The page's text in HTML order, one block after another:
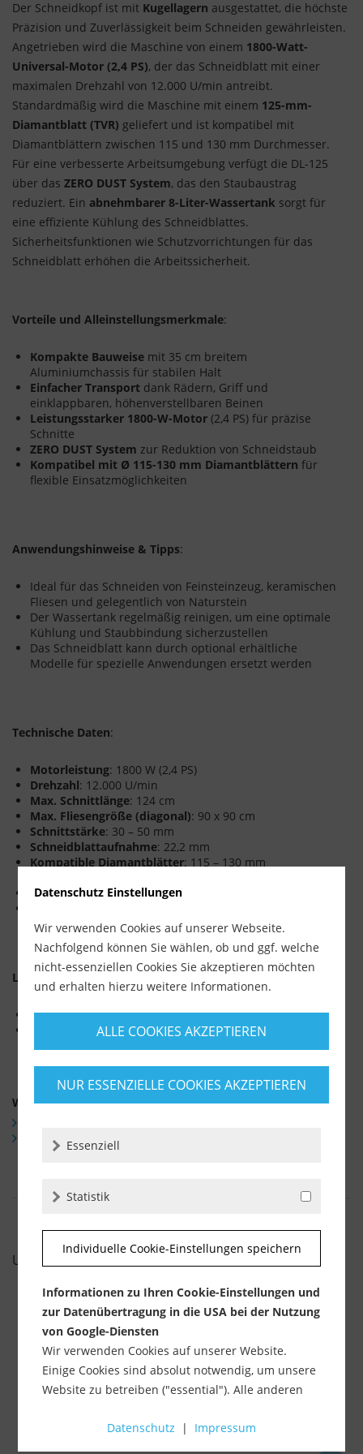
Der Schneidkopf ist mit Kugellagern ausgestattet, die höchste
Präzision und Zuverlässigkeit beim Schneiden gewährleisten.
Angetrieben wird die Maschine von einem 1800-Watt-
Universal-Motor (2,4 PS), der das Schneidblatt mit einer
maximalen Drehzahl von 12.000 U/min antreibt.
Standardmäßig wird die Maschine mit einem 125-mm-
Diamantblatt (TVR) geliefert und ist kompatibel mit
Diamantblättern zwischen 115 und 130 mm Durchmesser.
Für eine verbesserte Arbeitsumgebung verfügt die DL-125
über das ZERO DUST System, das den Staubaustrag
reduziert. Ein abnehmbarer 8-Liter-Wassertank sorgt für
eine effiziente Kühlung des Schneidblattes.
Sicherheitsfunktionen wie Schutzvorrichtungen für das
Schneidblatt erhöhen die Arbeitssicherheit.
Vorteile und Alleinstellungsmerkmale:
Kompakte Bauweise mit 35 cm breitem
Aluminiumchassis für stabilen Halt
Einfacher Transport dank Rädern, Griff und
einklappbaren, höhenverstellbaren Beinen
Leistungsstarker 1800-W-Motor (2,4 PS) für präzise
Schnitte
ZERO DUST System zur Reduktion von Schneidstaub
Kompatibel mit Ø 115-130 mm Diamantblättern für
flexible Einsatzmöglichkeiten
Anwendungshinweise & Tipps:
Ideal für das Schneiden von Feinsteinzeug, keramischen
Fliesen und gelegentlich von Naturstein
Der Wassertank regelmäßig reinigen, um eine optimale
Kühlung und Staubbindung sicherzustellen
Das Schneidblatt kann durch optional erhältliche
Modelle für spezielle Anwendungen ersetzt werden
Technische Daten:
Motorleistung: 1800 W (2,4 PS)
Drehzahl: 12.000 U/min
Max. Schnittlänge: 124 cm
Max. Fliesengröße (diagonal): 90 x 90 cm
Schnittstärke: 30 – 50 mm
Schneidblattaufnahme: 22,2 mm
Kompatible Diamantblätter: 115 – 130 mm
Abmessungen: 177 x 47 x 131 cm
Lieferumfang
RUBI DL-125 (Art. 56924)
Diamanttrennscheibe TVR Ø125 mm (Art. 30987)
Weiterführende Links zu
Weitere Artikel von Rubi
UNSERE EMPFEHLUNGEN
Datenschutz Einstellungen
Wir verwenden Cookies auf unserer Webseite.
Nachfolgend können Sie wählen, ob und ggf. welche
nicht-essenziellen Cookies Sie akzeptieren möchten
und erhalten hierzu weitere Informationen.
ALLE COOKIES AKZEPTIEREN
NUR ESSENZIELLE COOKIES AKZEPTIEREN
Essenziell
Statistik
Individuelle Cookie-Einstellungen speichern
Informationen zu Ihren Cookie-Einstellungen und
zur Datenübertragung in die USA bei der Nutzung
von Google-Diensten
Wir verwenden Cookies auf unserer Website.
Einige Cookies sind absolut notwendig, um unsere
Website zu betreiben ("essential"). Alle anderen
Verwendung zustimmen (z. B. für Google Maps).
Datenschutz | Impressum